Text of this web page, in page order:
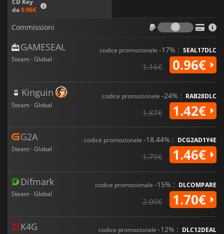
da0.96€
Commissioni
GAMESEAL
Steam · Global
codice promozionale -17% : SEAL17DLC
1.16€ 0.96€
Kinguin
Steam · Global
codice promozionale -24% : RAB28DLC
1.87€ 1.42€
G2A
Steam · Global
codice promozionale -18.44% : DCG2AD1Y4E
1.79€ 1.46€
Difmark
Steam · Global
codice promozionale -15% : DLCOMPARE
2.00€ 1.70€
K4G codice promozionale -12% : DLC12DEAL